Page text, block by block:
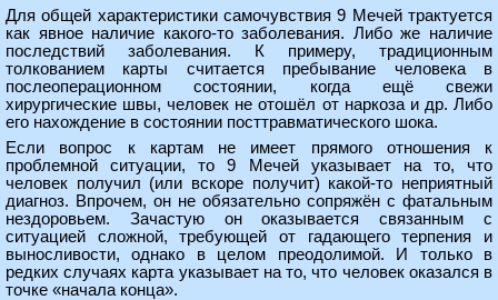
Для общей характеристики самочувствия 9 Мечей трактуется
как явное наличие какого-то заболевания. Либо же наличие
последствий заболевания. К примеру, традиционным
толкованием карты считается пребывание человека в
послеоперационном состоянии, когда ещё свежи
хирургические швы, человек не отошёл от наркоза и др. Либо
его нахождение в состоянии посттравматического шока.
Если вопрос к картам не имеет прямого отношения к
проблемной ситуации, то 9 Мечей указывает на то, что
человек получил (или вскоре получит) какой-то неприятный
диагноз. Впрочем, он не обязательно сопряжён с фатальным
нездоровьем. Зачастую он оказывается связанным с
ситуацией сложной, требующей от гадающего терпения и
выносливости, однако в целом преодолимой. И только в
редких случаях карта указывает на то, что человек оказался в
точке «начала конца».